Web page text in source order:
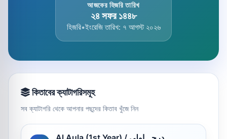
আজকের হিজরি তারিখ
২৪ সফর ১৪৪৮
হিজরি•ইংরেজি তারিখ: ৭ আগস্ট ২০২৬
কিতাবের ক্যাটাগরিসমূহ
সব ক্যাটাগরি থেকে আপনার পছন্দের কিতাব খুঁজে নিন